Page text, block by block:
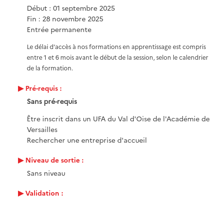
Début : 01 septembre 2025
Fin : 28 novembre 2025
Entrée permanente
Le délai d’accès à nos formations en apprentissage est compris
entre 1 et 6 mois avant le début de la session, selon le calendrier
de la formation.
Pré-requis :
Sans pré-requis
Être inscrit dans un UFA du Val d'Oise de l'Académie de
Versailles
Rechercher une entreprise d'accueil
Niveau de sortie :
Sans niveau
Validation :